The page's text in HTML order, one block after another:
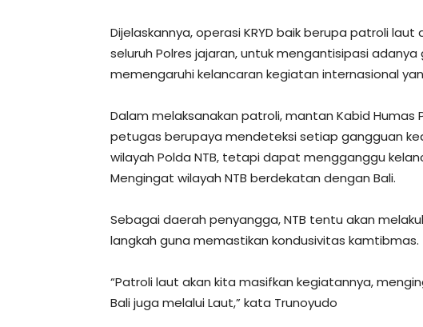
Dijelaskannya, operasi KRYD baik berupa patroli
seluruh Polres jajaran, untuk mengantisipasi
memengaruhi kelancaran kegiatan internasional
Dalam melaksanakan patroli, mantan Kabid Humas
petugas berupaya mendeteksi setiap gangguan
wilayah Polda NTB, tetapi dapat mengganggu
Mengingat wilayah NTB berdekatan dengan Bali.
Sebagai daerah penyangga, NTB tentu akan
langkah guna memastikan kondusivitas kamtibmas.
“Patroli laut akan kita masifkan kegiatannya,
Bali juga melalui Laut,” kata Trunoyudo